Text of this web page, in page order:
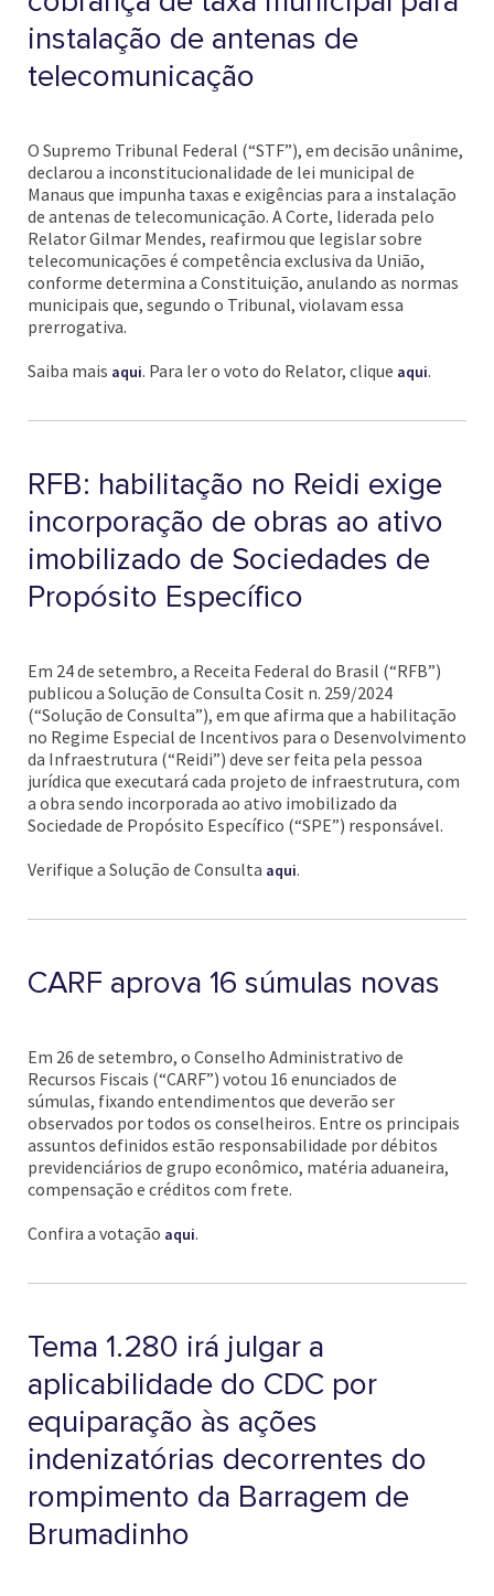
instalação de antenas de
telecomunicação
O Supremo Tribunal Federal (“STF”), em decisão unânime,
declarou a inconstitucionalidade de lei municipal de
Manaus que impunha taxas e exigências para a instalação
de antenas de telecomunicação. A Corte, liderada pelo
Relator Gilmar Mendes, reafirmou que legislar sobre
telecomunicações é competência exclusiva da União,
conforme determina a Constituição, anulando as normas
municipais que, segundo o Tribunal, violavam essa
prerrogativa.
Saiba mais aqui. Para ler o voto do Relator, clique aqui.
RFB: habilitação no Reidi exige
incorporação de obras ao ativo
imobilizado de Sociedades de
Propósito Específico
Em 24 de setembro, a Receita Federal do Brasil (“RFB”)
publicou a Solução de Consulta Cosit n. 259/2024
(“Solução de Consulta”), em que afirma que a habilitação
no Regime Especial de Incentivos para o Desenvolvimento
da Infraestrutura (“Reidi”) deve ser feita pela pessoa
jurídica que executará cada projeto de infraestrutura, com
a obra sendo incorporada ao ativo imobilizado da
Sociedade de Propósito Específico (“SPE”) responsável.
Verifique a Solução de Consulta aqui.
CARF aprova 16 súmulas novas
Em 26 de setembro, o Conselho Administrativo de
Recursos Fiscais (“CARF”) votou 16 enunciados de
súmulas, fixando entendimentos que deverão ser
observados por todos os conselheiros. Entre os principais
assuntos definidos estão responsabilidade por débitos
previdenciários de grupo econômico, matéria aduaneira,
compensação e créditos com frete.
Confira a votação aqui.
Tema 1.280 irá julgar a
aplicabilidade do CDC por
equiparação às ações
indenizatórias decorrentes do
rompimento da Barragem de
Brumadinho